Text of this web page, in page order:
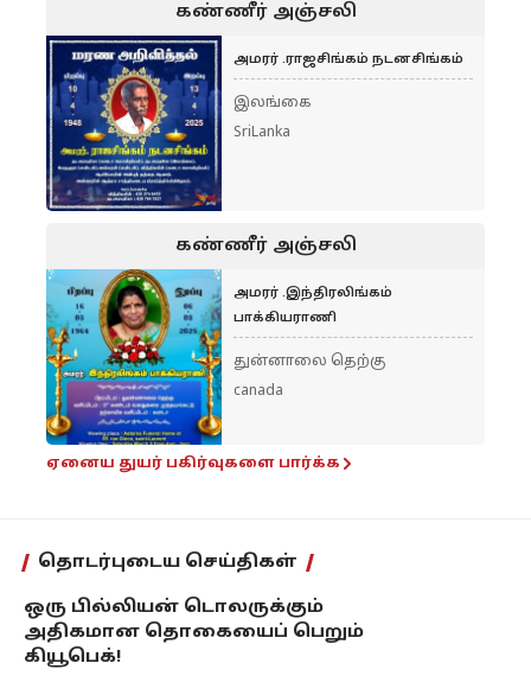
கண்ணீர் அஞ்சலி
அமரர் .ராஜசிங்கம் நடனசிங்கம்
இலங்கை
SriLanka
கண்ணீர் அஞ்சலி
அமரர் .இந்திரலிங்கம்
பாக்கியராணி
துன்னாலை தெற்கு
canada
ஏனைய துயர் பகிர்வுகளை பார்க்க
தொடர்புடைய செய்திகள்
ஒரு பில்லியன் டொலருக்கும்
அதிகமான தொகையைப் பெறும்
கியூபெக்!